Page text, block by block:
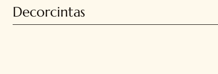
Decorcintas